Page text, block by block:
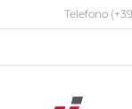
contenuto
Telefono